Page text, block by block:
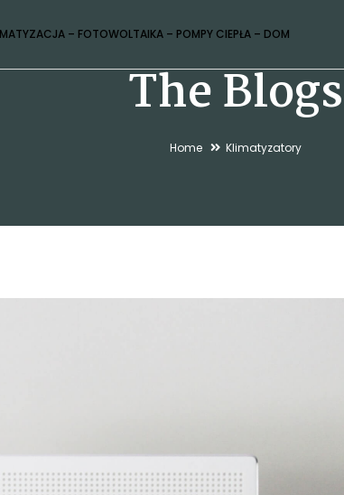
– FOTOWOLTAIKA – POMPY CIEPŁA – DOM
The Blogs
Home Klimatyzatory